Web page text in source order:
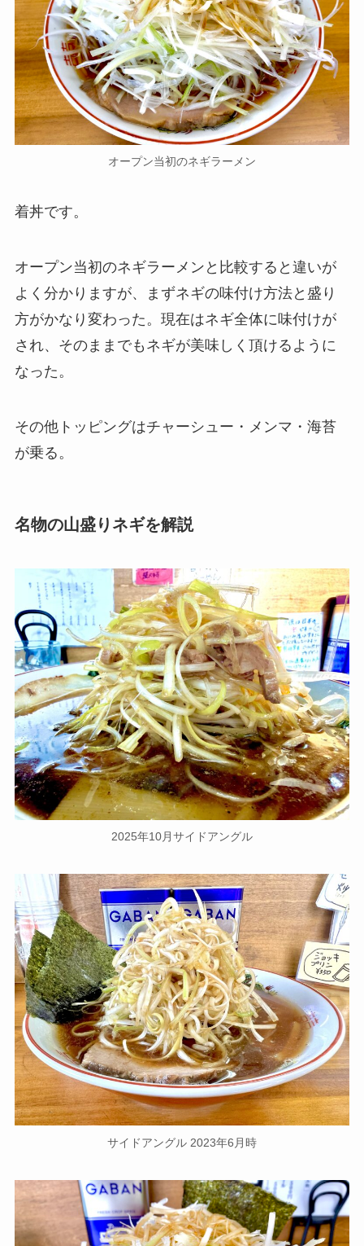
オープン当初のネギラーメン
着丼です。
オープン当初のネギラーメンと比較すると違いが
よく分かりますが、まずネギの味付け方法と盛り
方がかなり変わった。現在はネギ全体に味付けが
され、そのままでもネギが美味しく頂けるように
なった。
その他トッピングはチャーシュー・メンマ・海苔
が乗る。
名物の山盛りネギを解説
2025年10月サイドアングル
サイドアングル 2023年6月時